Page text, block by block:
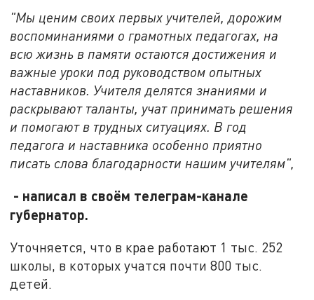
"Мы ценим своих первых учителей, дорожим
воспоминаниями о грамотных педагогах, на
всю жизнь в памяти остаются достижения и
важные уроки под руководством опытных
наставников. Учителя делятся знаниями и
раскрывают таланты, учат принимать решения
и помогают в трудных ситуациях. В год
педагога и наставника особенно приятно
писать слова благодарности нашим учителям",
- написал в своём телеграм-канале
губернатор.
Уточняется, что в крае работают 1 тыс. 252
школы, в которых учатся почти 800 тыс.
детей.